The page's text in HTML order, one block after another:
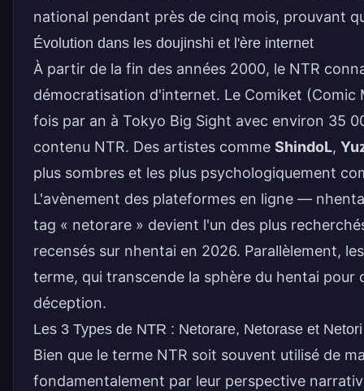
national pendant près de cinq mois, prouvant
Évolution dans les doujinshi et l'ère internet
À partir de la fin des années 2000, le NTR
démocratisation d'internet. Le Comiket (Comic
fois par an à Tokyo Big Sight avec environ 35
contenu NTR. Des artistes comme ShindoL,
plus sombres et les plus psychologiquement
L'avènement des plateformes en ligne —
tag « netorare » devient l'un des plus
recensés sur nhentai en 2026. Parallèlement,
terme, qui transcende la sphère du hentai
déception.
Les 3 Types de NTR : Netorare, Netorase et Netori
Bien que le terme NTR soit souvent utilisé de
fondamentalement par leur perspective